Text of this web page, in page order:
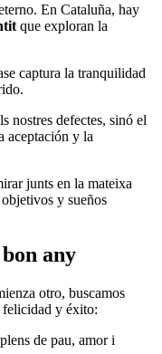
En Cataluña, hay
que exploran la
captura la tranquilidad
nostres defectes, sinó el
aceptación y la
junts en la mateixa
y sueños
any
otro, buscamos
felicidad y éxito:
de pau, amor i